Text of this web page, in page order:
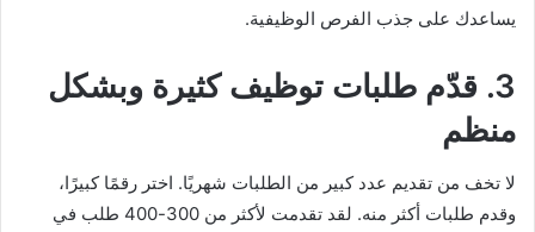
يساعدك على جذب الفرص الوظيفية.
3. قدّم طلبات توظيف كثيرة وبشكل
منظم
لا تخف من تقديم عدد كبير من الطلبات شهريًا. اختر رقمًا كبيرًا،
وقدم طلبات أكثر منه. لقد تقدمت لأكثر من 300-400 طلب في